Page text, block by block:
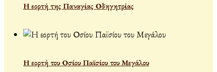
Η εορτή της Παναγίας Οδηγητρίας
Η εορτή του Οσίου Παϊσίου του Μεγάλου